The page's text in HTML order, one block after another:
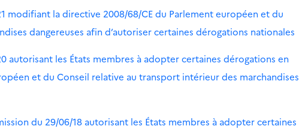
modifiant la directive 2008/68/CE du Parlement européen et du
dangereuses afin d’autoriser certaines dérogations nationales
autorisant les États membres à adopter certaines dérogations en
et du Conseil relative au transport intérieur des marchandises
du 29/06/18 autorisant les États membres à adopter certaines